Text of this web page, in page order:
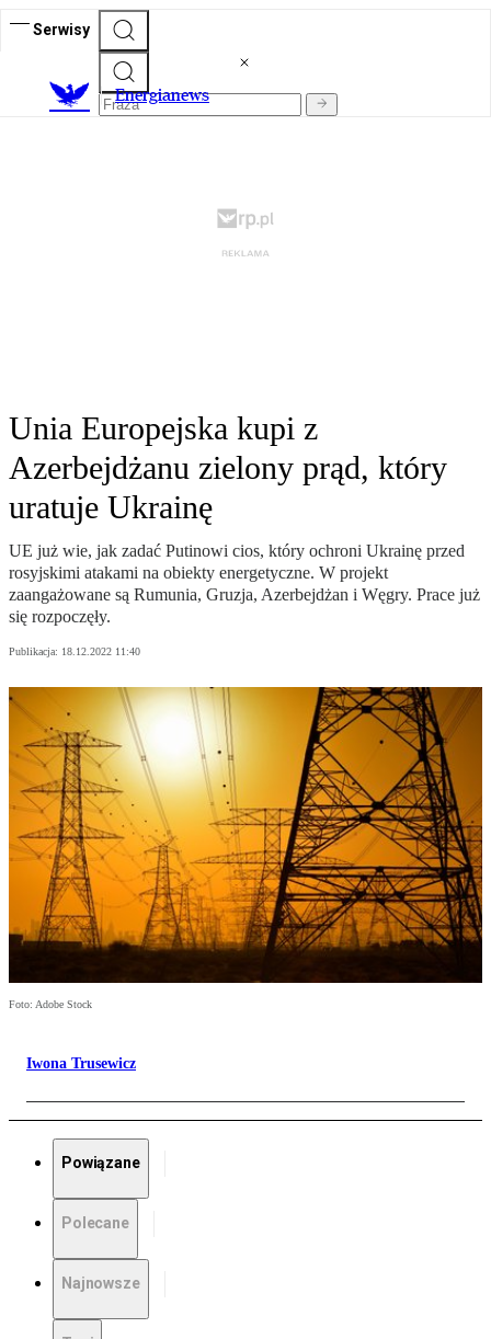
Serwisy
Energianews
Unia Europejska kupi z
Azerbejdżanu zielony prąd, który
uratuje Ukrainę
UE już wie, jak zadać Putinowi cios, który ochroni Ukrainę przed
rosyjskimi atakami na obiekty energetyczne. W projekt
zaangażowane są Rumunia, Gruzja, Azerbejdżan i Węgry. Prace już
się rozpoczęły.
Publikacja: 18.12.2022 11:40
Foto: Adobe Stock
Iwona Trusewicz
Powiązane
Polecane
Najnowsze